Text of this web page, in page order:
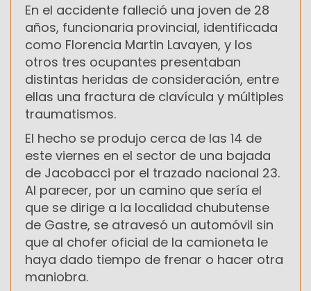
En el accidente falleció una joven de 28
años, funcionaria provincial, identificada
como Florencia Martin Lavayen, y los
otros tres ocupantes presentaban
distintas heridas de consideración, entre
ellas una fractura de clavícula y múltiples
traumatismos.
El hecho se produjo cerca de las 14 de
este viernes en el sector de una bajada
de Jacobacci por el trazado nacional 23.
Al parecer, por un camino que sería el
que se dirige a la localidad chubutense
de Gastre, se atravesó un automóvil sin
que al chofer oficial de la camioneta le
haya dado tiempo de frenar o hacer otra
maniobra.